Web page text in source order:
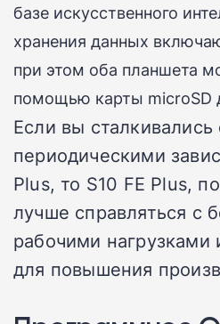
базе искусственного
хранения данных
при этом оба планшета
помощью карты microSD
Если вы сталкивались
периодическими
Plus, то S10 FE Plus,
лучше справляться с
рабочими
для повышения